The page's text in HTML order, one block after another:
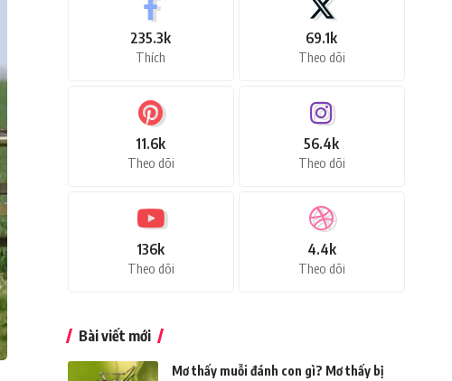
235.3k
Thích
69.1k
Theo dõi
11.6k
Theo dõi
56.4k
Theo dõi
136k
Theo dõi
4.4k
Theo dõi
Bài viết mới
Mơ thấy muỗi đánh con gì? Mơ thấy bị